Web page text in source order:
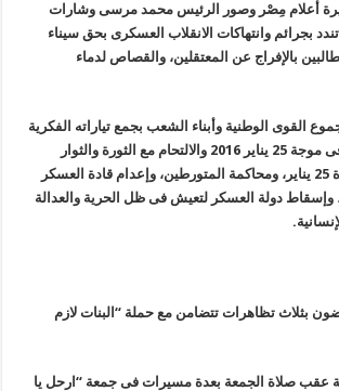
أعلام مِصْر وصور الرئيس محمد مرسى وشارات
تندد بجرائم وانتهاكات الانقلاب العسكرى بحق سيناء
بالإفراج عن المعتقلين، والقصاص لدماء
القوى الوطنية وأبناء الشعب بجمع تياراته الفكرية
والسياسية للانتفاض فى موجة 25 يناير 2016 والالتحام مع الثورة والثوار
للعودة لمكتسبات ثورة 25 يناير، ومحاكمة المتورطين، وإعدام قادة العسكر
وإسقاط دولة العسكر لتعيش فى ظل الحرية والعدالة
.
بثلاث تظاهرات تتضامن مع حملة “البنات لازم
عقب صلاة الجمعة بعدة مسيرات فى جمعة “ارحل يا